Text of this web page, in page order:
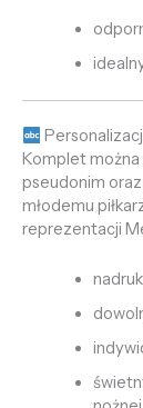
Komplet
pseudonim
młodemu
reprezentacji